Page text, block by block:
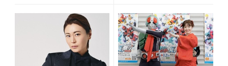
あいましょう！